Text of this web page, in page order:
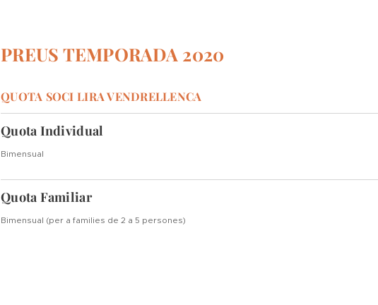
PREUS TEMPORADA 2020
QUOTA SOCI LIRA VENDRELLENCA
Quota Individual
Bimensual
Quota Familiar
Bimensual (per a families de 2 a 5 persones)